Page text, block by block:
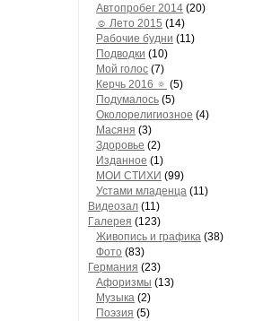
Автопробег 2014 (20)
☺ Лето 2015 (14)
Рабочие будни (11)
Подводки (10)
Мой голос (7)
Керчь 2016 🔅 (5)
Подумалось (5)
Околорелигиозное (4)
Масяня (3)
Здоровье (2)
Изданное (1)
МОИ СТИХИ (99)
Устами младенца (11)
Видеозал (11)
Гaлерея (123)
Живопись и грaфикa (38)
Фото (83)
Гермaния (23)
Aфоризмы (13)
Музыкa (2)
Поэзия (5)